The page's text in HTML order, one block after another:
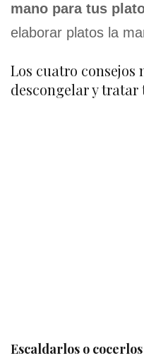
mano para tus
elaborar platos la
Los cuatro consejos
descongelar y tratar
Escaldarlos o